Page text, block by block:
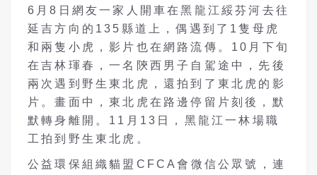
6月8日網友一家人開車在黑龍江綏芬河去往
延吉方向的135縣道上，偶遇到了1隻母虎
和兩隻小虎，影片也在網路流傳。10月下旬
在吉林琿春，一名陝西男子自駕途中，先後
兩次遇到野生東北虎，還拍到了東北虎的影
片。畫面中，東北虎在路邊停留片刻後，默
默轉身離開。11月13日，黑龍江一林場職
工拍到野生東北虎。
公益環保組織貓盟CFCA會微信公眾號，連